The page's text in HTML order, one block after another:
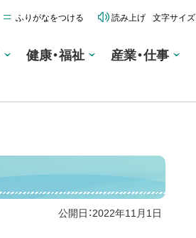
ふりがなをつける 読み上げ 文字サイズ
健康・福祉 産業・仕事
公開日：2022年11月1日